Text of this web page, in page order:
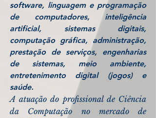
software, linguagem e programação
de computadores, inteligência
artificial, sistemas digitais,
computação gráfica, administração,
prestação de serviços, engenharias
de sistemas, meio ambiente,
entretenimento digital (jogos) e
saúde.
A atuação do profissional de Ciência
da Computação no mercado de